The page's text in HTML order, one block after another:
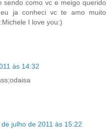
sendo como vc e meigo querido
ja conheci vc te amo muito
I love you:)
às 14:32
de julho de 2011 às 15:22